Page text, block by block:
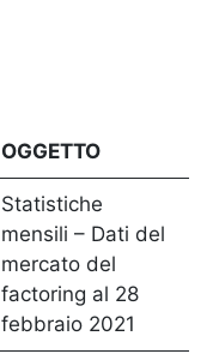
OGGETTO
Statistiche
mensili – Dati del
mercato del
factoring al 28
febbraio 2021